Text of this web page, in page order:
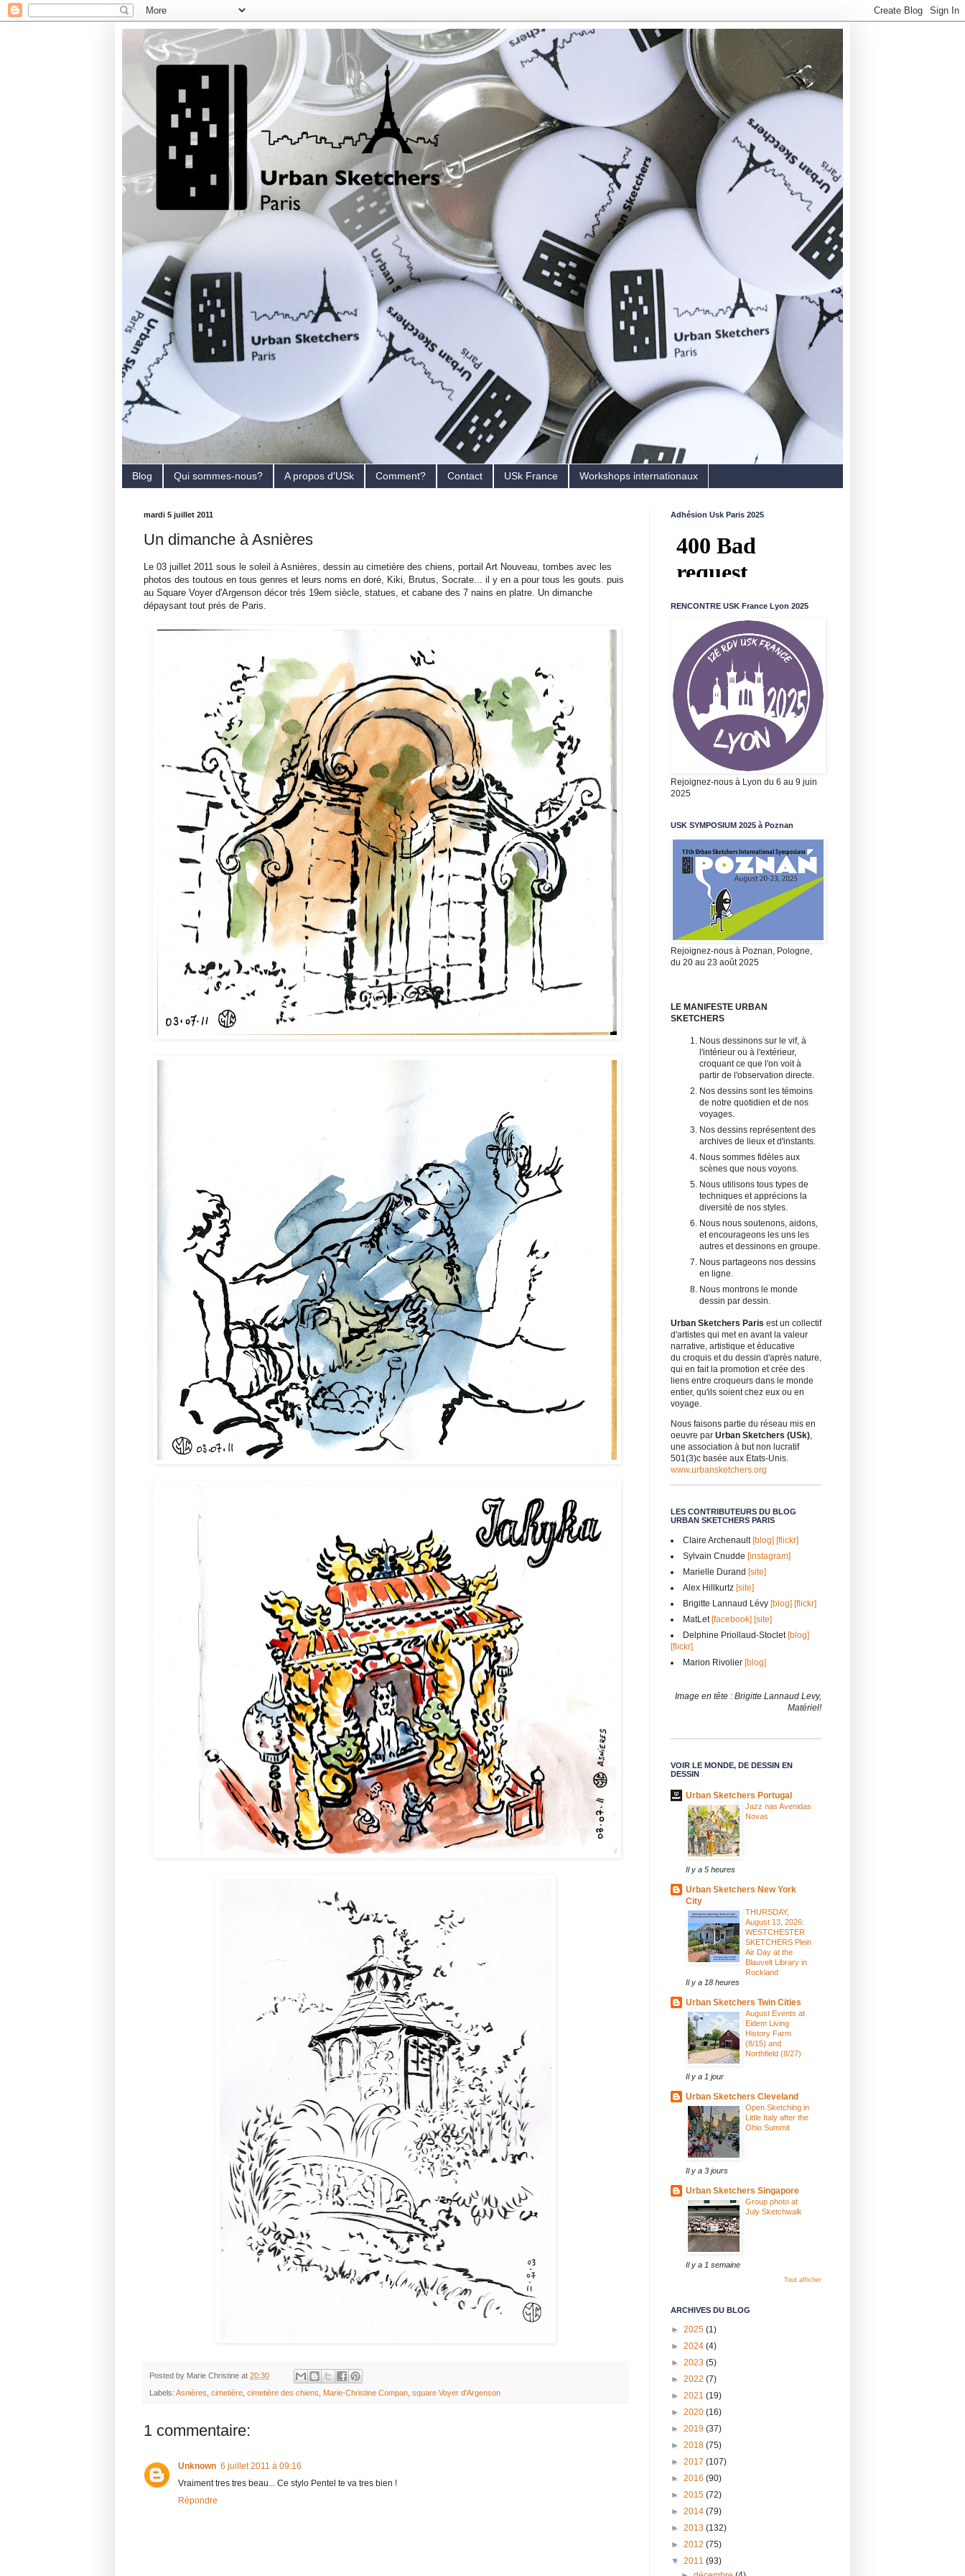
Blog Qui sommes-nous? A propos d'USk Comment? Contact USk France Workshops internationaux
mardi 5 juillet 2011
Un dimanche à Asnières
Le 03 juillet 2011 sous le soleil à Asnières, dessin au cimetière des chiens, portail Art Nouveau, tombes avec les
photos des toutous en tous genres et leurs noms en doré, Kiki, Brutus, Socrate... il y en a pour tous les gouts. puis
au Square Voyer d'Argenson décor trés 19em siècle, statues, et cabane des 7 nains en platre. Un dimanche
dépaysant tout prés de Paris.
Posted by Marie Christine at 20:30
Labels: Asnières cimetière cimetière des chiens Marie-Christine Compan square Voyer d'Argenson
1 commentaire:
Unknown 6 juillet 2011 à 09:16
Vraiment tres tres beau... Ce stylo Pentel te va tres bien !
Répondre
Adhésion Usk Paris 2025
RENCONTRE USK France Lyon 2025
Rejoignez-nous à Lyon du 6 au 9 juin
2025
USK SYMPOSIUM 2025 à Poznan
Rejoignez-nous à Poznan, Pologne,
du 20 au 23 août 2025
LE MANIFESTE URBAN
SKETCHERS
Nous dessinons sur le vif, à
l'intérieur ou à l'extérieur,
croquant ce que l'on voit à
partir de l'observation directe.
Nos dessins sont les témoins
de notre quotidien et de nos
voyages.
Nos dessins représentent des
archives de lieux et d'instants.
Nous sommes fidèles aux
scènes que nous voyons.
Nous utilisons tous types de
techniques et apprécions la
diversité de nos styles.
Nous nous soutenons, aidons,
et encourageons les uns les
autres et dessinons en groupe.
Nous partageons nos dessins
en ligne.
Nous montrons le monde
dessin par dessin.
Urban Sketchers Paris est un collectif
d'artistes qui met en avant la valeur
narrative, artistique et éducative
du croquis et du dessin d'après nature,
qui en fait la promotion et crée des
liens entre croqueurs dans le monde
entier, qu'ils soient chez eux ou en
voyage.
Nous faisons partie du réseau mis en
oeuvre par Urban Sketchers (USk)
une association à but non lucratif
501(3)c basée aux Etats-Unis.
www.urbansketchers.org
LES CONTRIBUTEURS DU BLOG
URBAN SKETCHERS PARIS
Claire Archenault[blog] [flickr]
Sylvain Cnudde [instagram]
Marielle Durand [site]
Alex Hillkurtz [site]
Brigitte Lannaud Lévy [blog] [flickr]
MatLet[facebook] [site]
Delphine Priollaud-Stoclet[blog]
[flickr]
Marion Rivolier [blog]
Image en tête : Brigitte Lannaud Levy,
Matériel!
VOIR LE MONDE, DE DESSIN EN
DESSIN
Urban Sketchers Portugal
Jazz nas Avenidas
Novas
Il y a 5 heures
Urban Sketchers New York
City
THURSDAY,
August 13, 2026:
WESTCHESTER
SKETCHERS Plein
Air Day at the
Blauvelt Library in
Rockland
Il y a 18 heures
Urban Sketchers Twin Cities
August Events at
Eidem Living
History Farm
(8/15) and
Northfield (8/27)
Il y a 1 jour
Urban Sketchers Cleveland
Open Sketching in
Little Italy after the
Ohio Summit
Il y a 3 jours
Urban Sketchers Singapore
Group photo at
July Sketchwalk
Il y a 1 semaine
Tout afficher
ARCHIVES DU BLOG
► 2025 (1)
► 2024 (4)
► 2023 (5)
► 2022 (7)
► 2021 (19)
► 2020 (16)
► 2019 (37)
► 2018 (75)
► 2017 (107)
► 2016 (90)
► 2015 (72)
► 2014 (79)
► 2013 (132)
► 2012 (75)
▼ 2011 (93)